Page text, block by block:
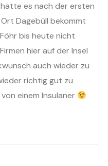
es nach der ersten
Dagebüll bekommt
bis heute nicht
hier auf der Insel
auch wieder zu
richtig gut zu
einem Insulaner